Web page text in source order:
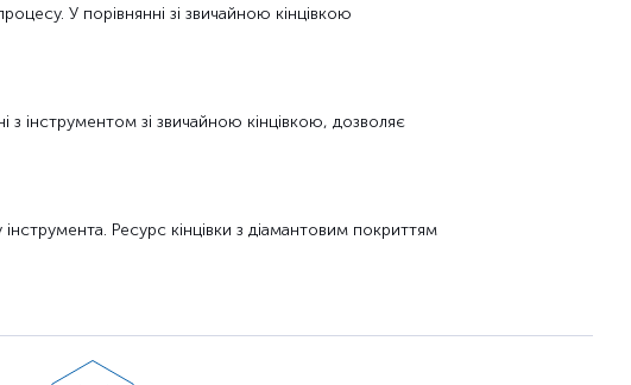
У порівнянні зі звичайною кінцівкою
з інструментом зі звичайною кінцівкою, дозволяє
Ресурс кінцівки з діамантовим покриттям